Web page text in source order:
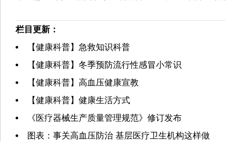
栏目更新：
【健康科普】急救知识科普
【健康科普】冬季预防流行性感冒小常识
【健康科普】高血压健康宣教
【健康科普】健康生活方式
《医疗器械生产质量管理规范》修订发布
图表：事关高血压防治 基层医疗卫生机构这样做